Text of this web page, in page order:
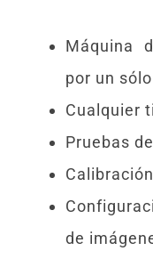
Máquina
por un
Cualquier
Pruebas
de